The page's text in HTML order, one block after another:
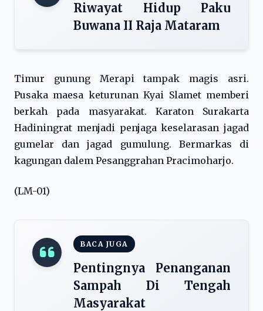
Riwayat Hidup Paku
Buwana II Raja Mataram
Timur gunung Merapi tampak magis asri.
Pusaka maesa keturunan Kyai Slamet memberi
berkah pada masyarakat. Karaton Surakarta
Hadiningrat menjadi penjaga keselarasan jagad
gumelar dan jagad gumulung. Bermarkas di
kagungan dalem Pesanggrahan Pracimoharjo.
(LM-01)
BACA JUGA
Pentingnya Penanganan
Sampah Di Tengah
Masyarakat